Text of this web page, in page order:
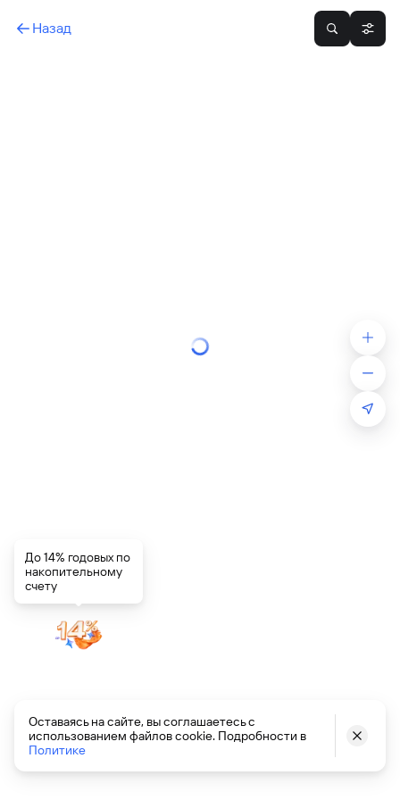
Назад
До 14% годовых по
накопительному
счету
Установите сертификаты
Минцифры
Оставаясь на сайте, вы соглашаетесь с
использованием файлов cookie. Подробности в
Политике